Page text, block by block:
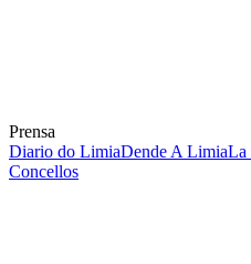
Prensa
Diario do LimiaDende A LimiaLa
Concellos